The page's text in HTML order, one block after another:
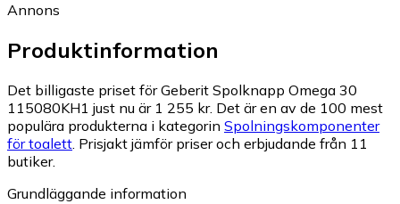
Annons
Produktinformation
Det billigaste priset för Geberit Spolknapp Omega 30
115080KH1 just nu är 1 255 kr. Det är en av de 100 mest
populära produkterna i kategorin Spolningskomponenter
för toalett. Prisjakt jämför priser och erbjudande från 11
butiker.
Grundläggande information